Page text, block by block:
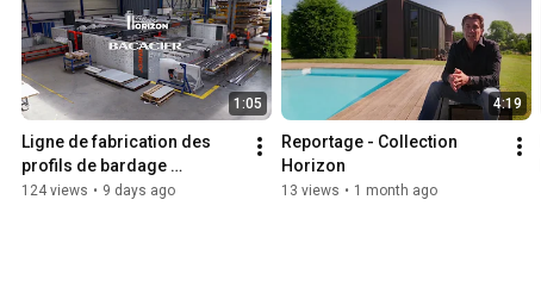
1:05
Ligne de fabrication des
profils de bardage
architectural - Collection
124 views • 9 days ago
4:19
Reportage - Collection
Horizon
13 views • 1 month ago